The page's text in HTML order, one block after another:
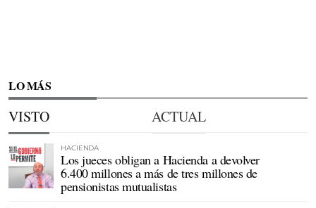
LO MÁS
VISTO ACTUAL
HACIENDA
Los jueces obligan a Hacienda a devolver
6.400 millones a más de tres millones de
pensionistas mutualistas